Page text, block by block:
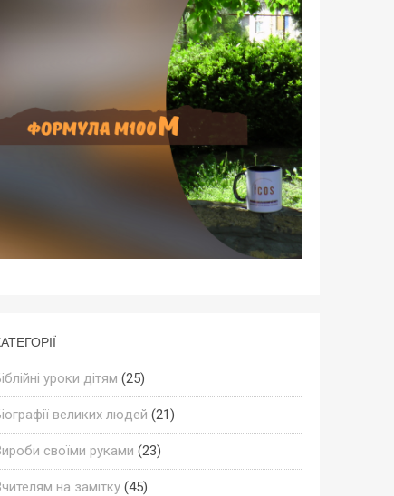
уроки дітям (25)
великих людей (21)
своїми руками (23)
на замітку(45)